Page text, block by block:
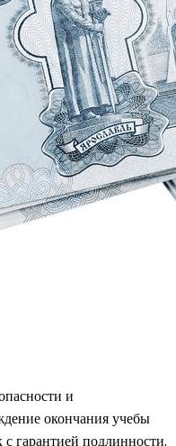
и
окончания учебы
гарантией подлинности.